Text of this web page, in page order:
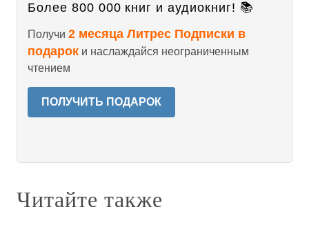
Более 800 000 книг и аудиокниг! 📚
Получи 2 месяца Литрес Подписки в
подарок и наслаждайся неограниченным
чтением
ПОЛУЧИТЬ ПОДАРОК
Читайте также